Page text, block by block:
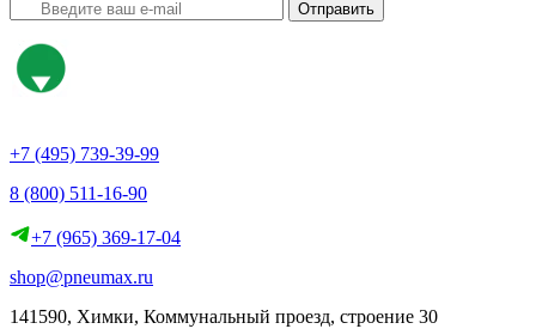
Отправить
+7 (495) 739-39-99
8 (800) 511-16-90
+7 (965) 369-17-04
shop@pneumax.ru
141590, Химки, Коммунальный проезд, строение 30